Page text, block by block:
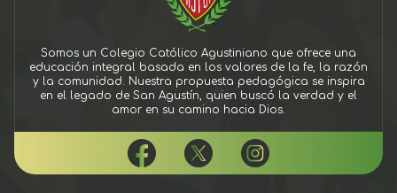
Somos un Colegio Católico Agustiniano que ofrece una
educación integral basada en los valores de la fe, la razón
y la comunidad. Nuestra propuesta pedagógica se inspira
en el legado de San Agustín, quien buscó la verdad y el
amor en su camino hacia Dios.